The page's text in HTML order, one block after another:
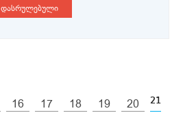
დასრულებული
16 17 18 19 20 21